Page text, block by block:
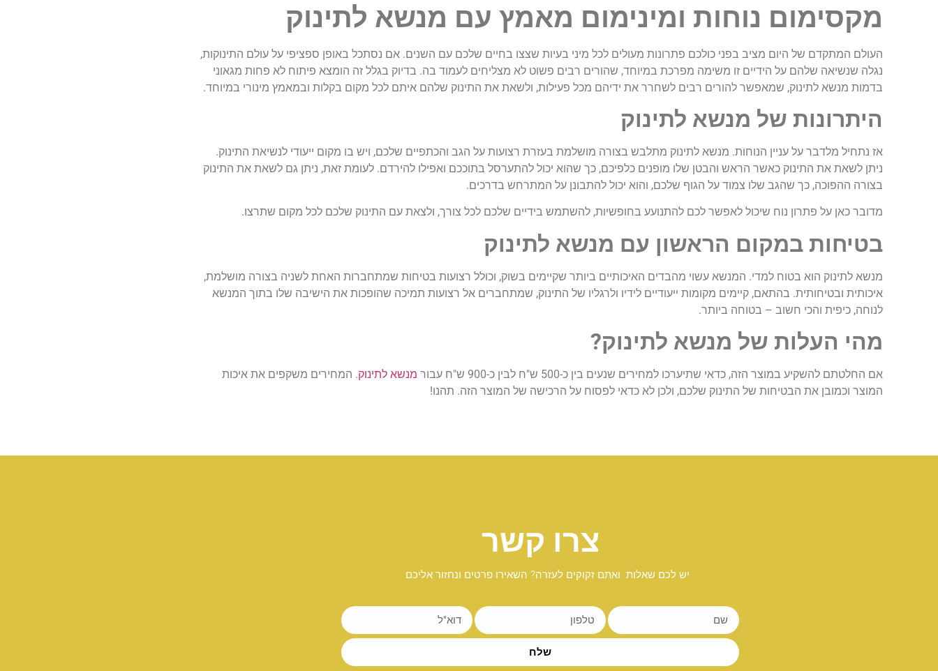
מקסימום נוחות ומינימום מאמץ עם מנשא לתינוק
העולם המתקדם של היום מציב בפני כולכם פתרונות מעולים לכל מיני בעיות שצצו בחיים שלכם עם השנים. אם נסתכל באופן ספציפי על עולם התינוקות,
נגלה שנשיאה שלהם על הידיים זו משימה מפרכת במיוחד, שהורים רבים פשוט לא מצליחים לעמוד בה. בדיוק בגלל זה הומצא פיתוח לא פחות מגאוני
בדמות מנשא לתינוק, שמאפשר להורים רבים לשחרר את ידיהם מכל פעילות, ולשאת את התינוק שלהם איתם לכל מקום בקלות ובמאמץ מינורי במיוחד.
היתרונות של מנשא לתינוק
אז נתחיל מלדבר על עניין הנוחות. מנשא לתינוק מתלבש בצורה מושלמת בעזרת רצועות על הגב והכתפיים שלכם, ויש בו מקום ייעודי לנשיאת התינוק.
ניתן לשאת את התינוק כאשר הראש והבטן שלו מופנים כלפיכם, כך שהוא יכול להתערסל בתוככם ואפילו להירדם. לעומת זאת, ניתן גם לשאת את התינוק
בצורה ההפוכה, כך שהגב שלו צמוד על הגוף שלכם, והוא יכול להתבונן על המתרחש בדרכים.
מדובר כאן על פתרון נוח שיכול לאפשר לכם להתנועע בחופשיות, להשתמש בידיים שלכם לכל צורך, ולצאת עם התינוק שלכם לכל מקום שתרצו.
בטיחות במקום הראשון עם מנשא לתינוק
מנשא לתינוק הוא בטוח למדי. המנשא עשוי מהבדים האיכותיים ביותר שקיימים בשוק, וכולל רצועות בטיחות שמתחברות האחת לשניה בצורה מושלמת,
איכותית ובטיחותית. בהתאם, קיימים מקומות ייעודיים לידיו ולרגליו של התינוק, שמתחברים אל רצועות תמיכה שהופכות את הישיבה שלו בתוך המנשא
לנוחה, כיפית והכי חשוב – בטוחה ביותר.
מהי העלות של מנשא לתינוק?
אם החלטתם להשקיע במוצר הזה, כדאי שתיערכו למחירים שנעים בין כ-500 ש"ח לבין כ-900 ש"ח עבור מנשא לתינוק. המחירים משקפים את איכות
המוצר וכמובן את הבטיחות של התינוק שלכם, ולכן לא כדאי לפסוח על הרכישה של המוצר הזה. תהנו!
צרו קשר
יש לכם שאלות ואתם זקוקים לעזרה? השאירו פרטים ונחזור אליכם
שלח